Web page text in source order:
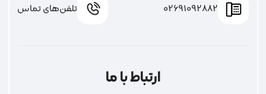
02691092882 تلفن‌های تماس
ارتباط با ما